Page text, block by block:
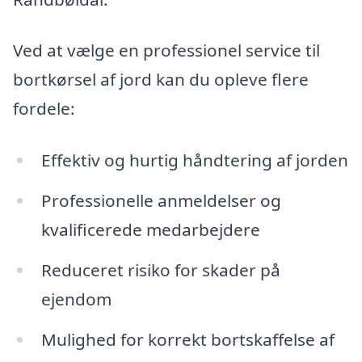
Ved at vælge en professionel service til
bortkørsel af jord kan du opleve flere
fordele:
Effektiv og hurtig håndtering af jorden
Professionelle anmeldelser og
kvalificerede medarbejdere
Reduceret risiko for skader på
ejendom
Mulighed for korrekt bortskaffelse af